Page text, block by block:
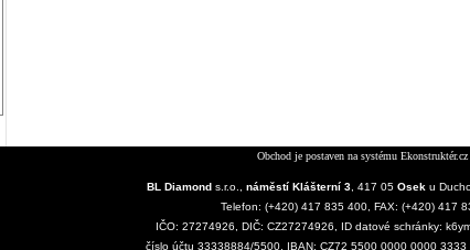
Obchod je postaven na systému Ekonstruktér.cz
BL Diamonds.r.o., náměstí Klášterní 3, 417 05 Oseku
Telefon: (+420) 417 835 400, FAX: (+420) 417
IČO: 27274926, DIČ: CZ27274926, ID datové schránky:
číslo účtu 33338884/5500, IBAN: CZ72 5500 0000 0000 3333